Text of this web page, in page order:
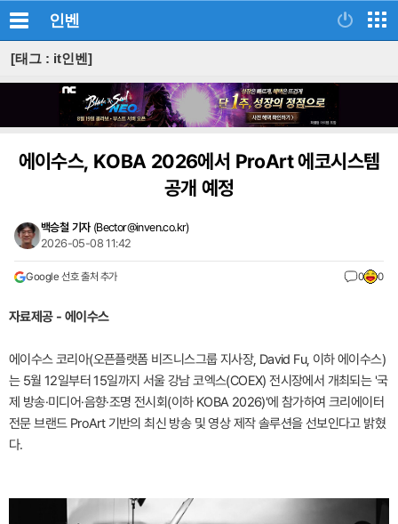
인벤
[태그 : it인벤]
에이수스, KOBA 2026에서 ProArt 에코시스템
공개 예정
백승철 기자 (Bector@inven.co.kr)
2026-05-08 11:42
Google 선호 출처 추가 0 0
자료제공 - 에이수스
에이수스 코리아(오픈플랫폼 비즈니스그룹 지사장, David Fu, 이하 에이수스)
는 5월 12일부터 15일까지 서울 강남 코엑스(COEX) 전시장에서 개최되는 '국
제 방송·미디어·음향·조명 전시회(이하 KOBA 2026)'에 참가하여 크리에이터
전문 브랜드 ProArt 기반의 최신 방송 및 영상 제작 솔루션을 선보인다고 밝혔
다.